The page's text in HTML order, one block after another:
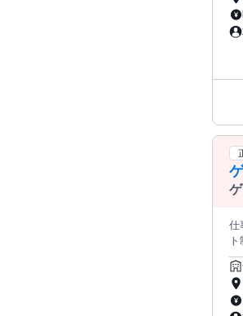
ォ
認
安心して
ふ
時
仕事内容 ●募
ト
PC
で
プ
スキルは